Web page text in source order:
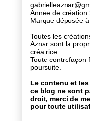
Année de création
Marque déposée à
Toutes les
Aznar sont la
créatrice.
Toute contrefaçon
poursuite.
Le contenu et
ce blog ne sont
droit, merci de
pour toute